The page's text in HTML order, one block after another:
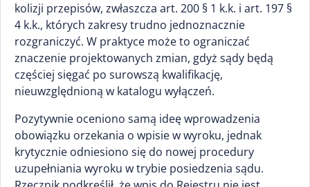
kolizji przepisów, zwłaszcza art. 200 § 1 k.k. i art. 197 §
4 k.k., których zakresy trudno jednoznacznie
rozgraniczyć. W praktyce może to ograniczać
znaczenie projektowanych zmian, gdyż sądy będą
częściej sięgać po surowszą kwalifikację,
nieuwzględnioną w katalogu wyłączeń.
Pozytywnie oceniono samą ideę wprowadzenia
obowiązku orzekania o wpisie w wyroku, jednak
krytycznie odniesiono się do nowej procedury
uzupełniania wyroku w trybie posiedzenia sądu.